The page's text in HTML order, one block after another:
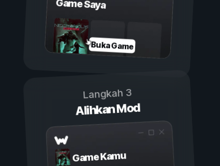
Game Saya
Buka Game
Langkah 3
Alihkan Mod
Game Kamu